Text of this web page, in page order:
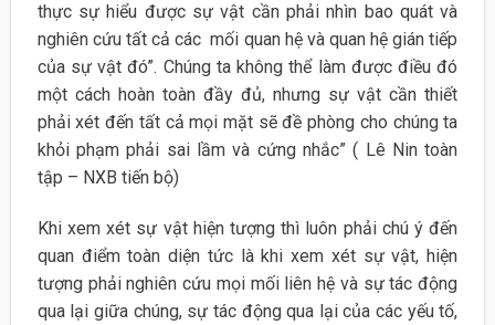
thực sự hiểu được sự vật cần phải nhìn bao quát và
nghiên cứu tất cả các mối quan hệ và quan hệ gián tiếp
của sự vật đó”. Chúng ta không thể làm được điều đó
một cách hoàn toàn đầy đủ, nhưng sự vật cần thiết
phải xét đến tất cả mọi mặt sẽ đề phòng cho chúng ta
khỏi phạm phải sai lầm và cứng nhắc” ( Lê Nin toàn
tập – NXB tiến bộ)
Khi xem xét sự vật hiện tượng thì luôn phải chú ý đến
quan điểm toàn diện tức là khi xem xét sự vật, hiện
tượng phải nghiên cứu mọi mối liên hệ và sự tác động
qua lại giữa chúng, sự tác động qua lại của các yếu tố,